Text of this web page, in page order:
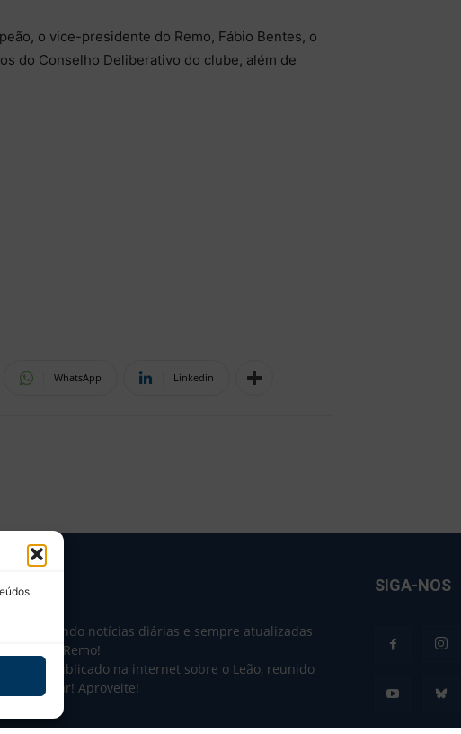
o vice-presidente do Remo, Fábio Bentes, o
do Conselho Deliberativo do clube, além de
WhatsApp Linkedin
NÓS
2004 trazendo notícias diárias e sempre atualizadas
Clube do Remo!
que sai publicado na internet sobre o Leão, reunido
único lugar! Aproveite!
SIGA-NOS